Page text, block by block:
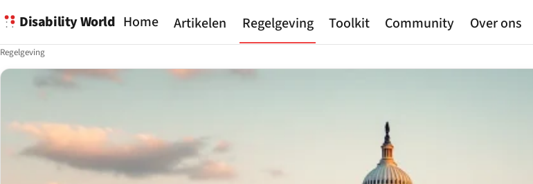
Disability World Home Artikelen Regelgeving Toolkit Community Over ons
Regelgeving